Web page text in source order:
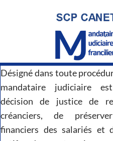
Désigné dans toute
mandataire judiciaire
décision de justice de
créanciers, de
financiers des salariés et